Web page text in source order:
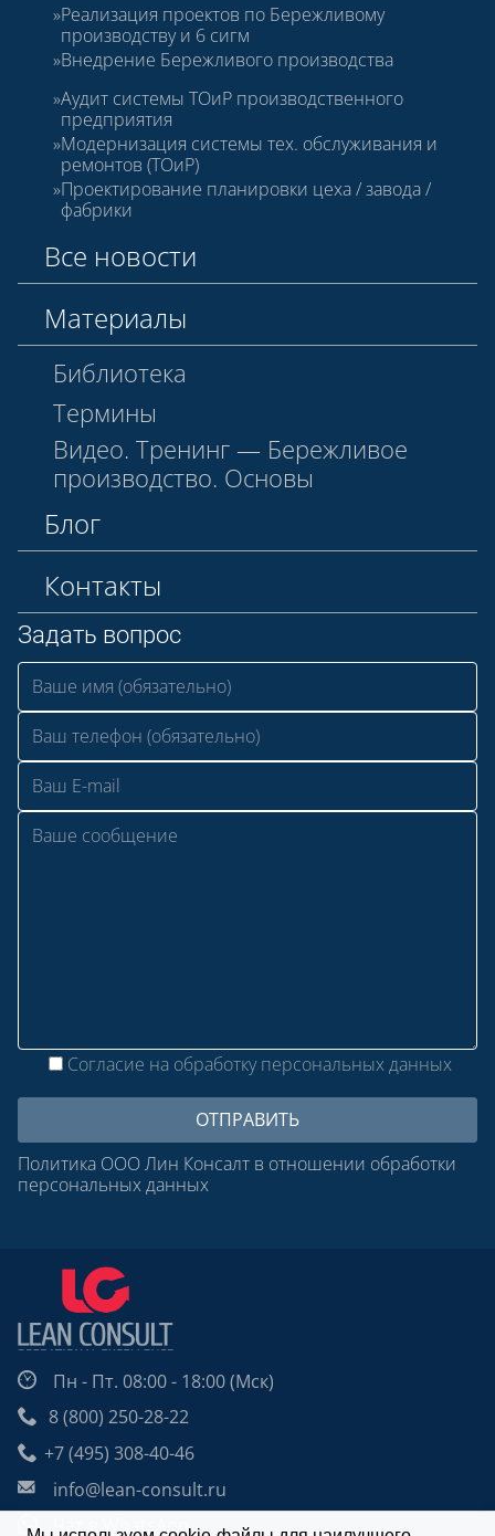
Реализация проектов по Бережливому
производству и 6 сигм
Внедрение Бережливого производства
Аудит системы ТОиР производственного
предприятия
Модернизация системы тех. обслуживания и
ремонтов (ТОиР)
Проектирование планировки цеха / завода /
фабрики
Все новости
Материалы
Библиотека
Термины
Видео. Тренинг — Бережливое
производство. Основы
Блог
Контакты
Задать вопрос
Согласие на обработку персональных данных
Политика ООО Лин Консалт в отношении обработки
персональных данных
Пн - Пт. 08:00 - 18:00 (Мск)
8 (800) 250-28-22
+7 (495) 308-40-46
info@lean-consult.ru